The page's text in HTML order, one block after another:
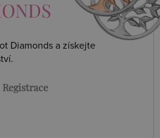
Diamonds a získejte
Registrace